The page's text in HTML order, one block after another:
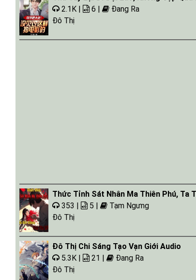
2.1K |
6 |
Đang Ra
Đô Thị
Thức Tỉnh Sát Nhân Ma Thiên Phú, Ta
353 |
5 |
Tạm Ngưng
Đô Thị
Đô Thị Chi Sáng Tạo Vạn Giới Audio
5.3K |
21 |
Đang Ra
Đô Thị